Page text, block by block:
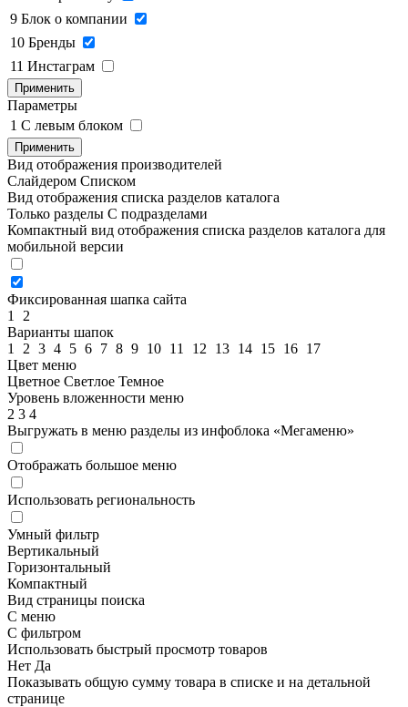
9 Блок о компании
10 Бренды
11 Инстаграм
Применить
Параметры
1 C левым блоком
Применить
Вид отображения производителей
Слайдером Списком
Вид отображения списка разделов каталога
Только разделы С подразделами
Компактный вид отображения списка разделов каталога для
мобильной версии
Фиксированная шапка сайта
1
2
Варианты шапок
1
2 3 4 5 6 7 8 9 10 11 12 13 14 15 16 17
Цвет меню
Цветное Светлое Темное
Уровень вложенности меню
2 3 4
Выгружать в меню разделы из инфоблока «Мегаменю»
Отображать большое меню
Использовать региональность
Умный фильтр
Вертикальный
Горизонтальный
Компактный
Вид страницы поиска
С меню
С фильтром
Использовать быстрый просмотр товаров
Нет Да
Показывать общую сумму товара в списке и на детальной
странице